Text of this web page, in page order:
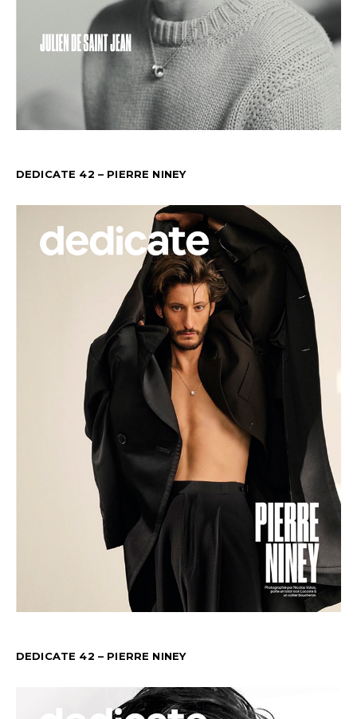
DEDICATE 42 – PIERRE NINEY
DEDICATE 42 – PIERRE NINEY